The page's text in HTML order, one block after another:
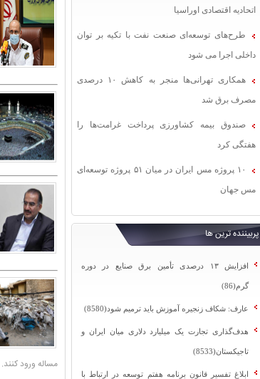
اتحادیه اقتصادی اوراسیا
طرح‌های توسعه‌ای صنعت نفت با تکیه بر توان
داخلی اجرا می شود
همکاری تهرانی‌ها منجر به کاهش ۱۰ درصدی
مصرف برق شد
صندوق بیمه کشاورزی پرداخت غرامت‌ها را
هفتگی کرد
۱۰ پروژه مس ایران در میان ۵۱ پروژه توسعه‌ای
مس جهان
پربیننده ترین ها
افزایش ۱۳ درصدی تأمین برق صنایع در دوره
گرم(86)
عارف: شکاف زنجیره آموزش باید ترمیم شود(8580)
هدف‌گذاری تجارت یک میلیارد دلاری میان ایران و
تاجیکستان(8533)
ابلاغ تفسیر قانون برنامه هفتم توسعه در ارتباط با
مساله ورود کنند.